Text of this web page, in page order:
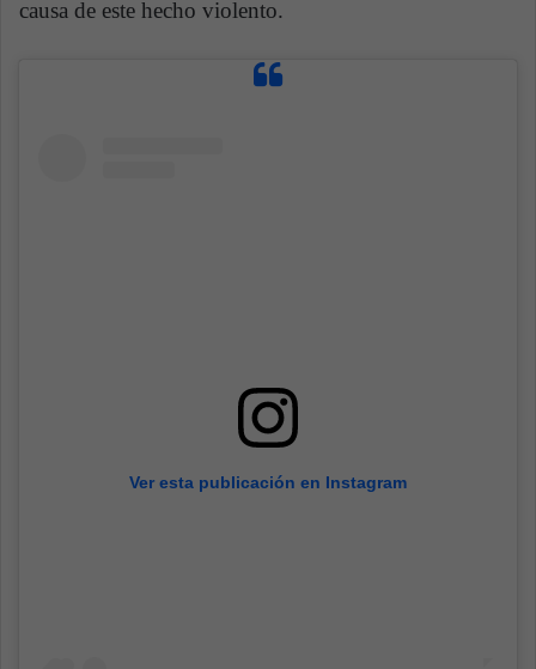
causa de este hecho violento.
Ver esta publicación en Instagram